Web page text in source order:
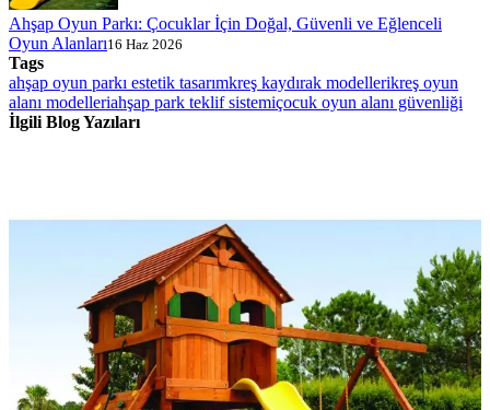
Ahşap Oyun Parkı: Çocuklar İçin Doğal, Güvenli ve Eğlenceli
Oyun Alanları16 Haz 2026
Tags
ahşap oyun parkı estetik tasarımkreş kaydırak modellerikreş oyun
alanı modelleriahşap park teklif sistemiçocuk oyun alanı güvenliği
İlgili Blog Yazıları